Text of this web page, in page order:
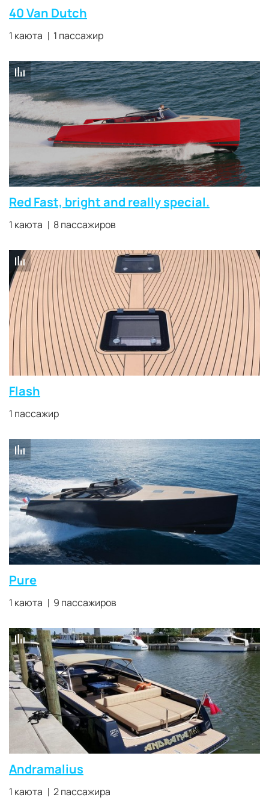
40 Van Dutch
1 каюта 1 пассажир
Red Fast, bright and really special.
1 каюта 8 пассажиров
Flash
1 пассажир
Pure
1 каюта 9 пассажиров
Andramalius
1 каюта 2 пассажира